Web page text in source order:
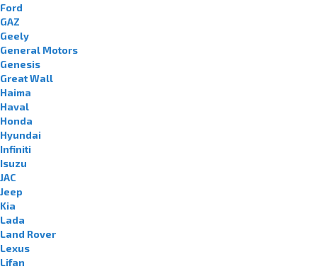
Ford
GAZ
Geely
General Motors
Genesis
Great Wall
Haima
Haval
Honda
Hyundai
Infiniti
Isuzu
JAC
Jeep
Kia
Lada
Land Rover
Lexus
Lifan